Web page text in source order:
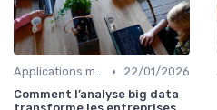
Applications métiers •
22/01/2026
Comment l’analyse big data